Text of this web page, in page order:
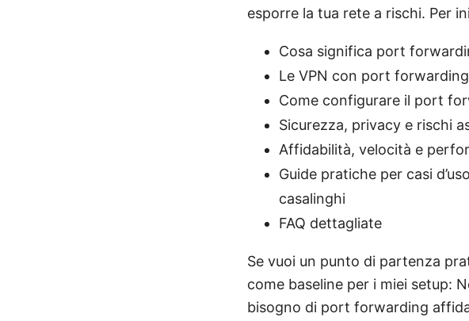
esporre la tua rete a rischi. Per
Cosa significa port
Le VPN con port
Come configurare il port
Sicurezza, privacy e rischi
Affidabilità, velocità e
Guide pratiche per casi
casalinghi
FAQ dettagliate
Se vuoi un punto di partenza
come baseline per i miei setup:
bisogno di port forwarding